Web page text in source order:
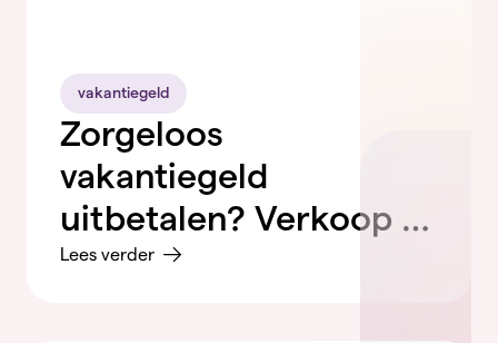
vakantiegeld
Zorgeloos
vakantiegeld
uitbetalen? Verkoop je
factuur aan Voldaan
Lees verder